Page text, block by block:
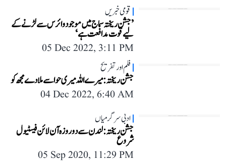
قومی خبریں
’جشن ریختہ سماج میں موجود وائرس سے لڑنے کے
لیے قوت مدافعت ہے‘
05 Dec 2022, 3:11 PM
فلم اور تفریح
جشن ریختہ: میرے اللہ میری حوا سے ملا دے مجھ کو
04 Dec 2022, 6:40 AM
ادبی سرگرمیاں
جشن ریختہ: لندن سے دو روزہ آن لائن فیسٹیول
شروع
05 Sep 2020, 11:29 PM